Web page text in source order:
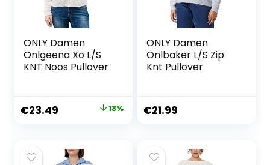
ONLY Damen
Onlgeena Xo L/S
KNT Noos Pullover
Original
€26.99.
€23.49 Current
€23.49.
13%
ONLY Damen
Onlbaker L/S Zip
Knt Pullover
€21.99